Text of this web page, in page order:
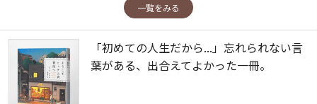
一覧をみる
「初めての人生だから...」忘れられない言
葉がある、出合えてよかった一冊。